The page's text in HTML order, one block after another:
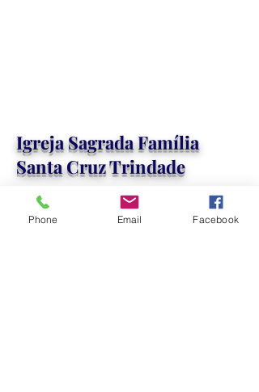
Igreja Sagrada Família
Santa Cruz Trindade
Phone Email Facebook